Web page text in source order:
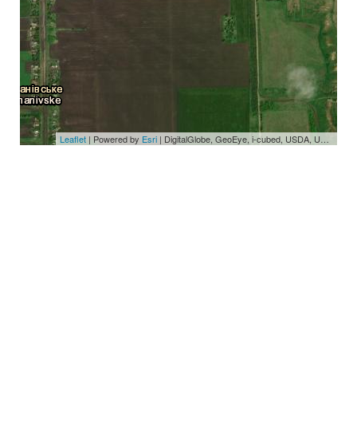
Leaflet | Powered by Esri | DigitalGlobe, GeoEye, i-cubed, USDA, USGS, AEX, Getmapping, Aerogrid, IGN, IGP, swisstopo, and the GIS User Community